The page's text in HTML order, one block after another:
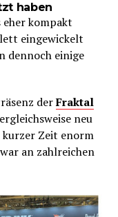
haben
kompakt
eingewickelt
dennoch einige
derFraktal
neu
Zeit enorm
an zahlreichen